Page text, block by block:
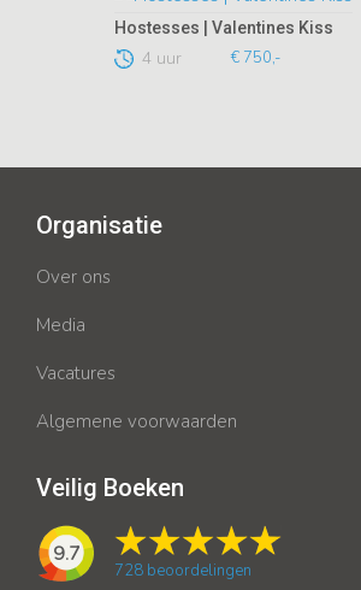
Hostesses | Valentines Kiss
4 uur € 750,-
Organisatie
Over ons
Media
Vacatures
Algemene voorwaarden
Veilig Boeken
9.7
728 beoordelingen